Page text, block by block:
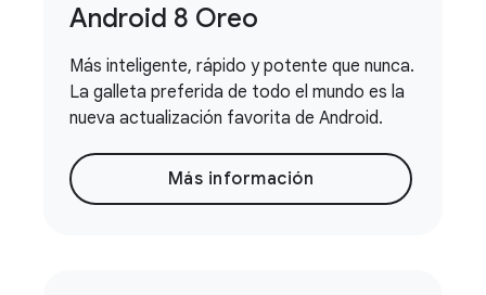
Android 8 Oreo
Más inteligente, rápido y potente que nunca.
La galleta preferida de todo el mundo es la
nueva actualización favorita de Android.
Más información